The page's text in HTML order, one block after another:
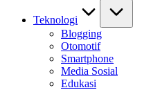
Teknologi
Blogging
Otomotif
Smartphone
Media Sosial
Edukasi